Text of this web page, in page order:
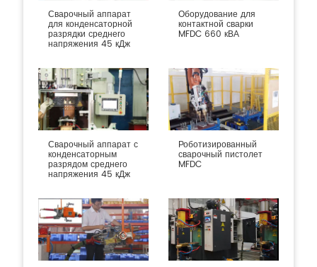
Сварочный аппарат
для конденсаторной
разрядки среднего
напряжения 45 кДж
Оборудование для
контактной сварки
MFDC 660 кВА
Сварочный аппарат с
конденсаторным
разрядом среднего
напряжения 45 кДж
Роботизированный
сварочный пистолет
MFDC